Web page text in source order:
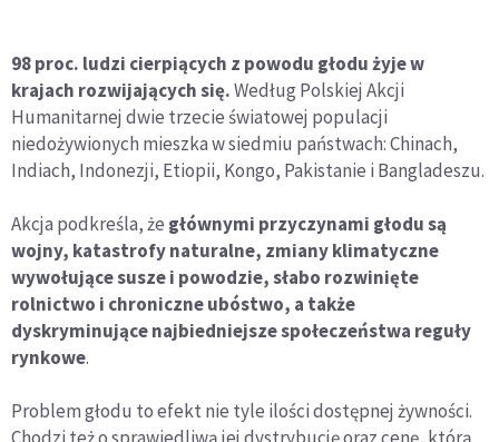
98 proc. ludzi cierpiących z powodu głodu żyje w
krajach rozwijających się.Według Polskiej Akcji
Humanitarnej dwie trzecie światowej populacji
niedożywionych mieszka w siedmiu państwach: Chinach,
Indiach, Indonezji, Etiopii, Kongo, Pakistanie i Bangladeszu.
Akcja podkreśla, że głównymi przyczynami głodu są
wojny, katastrofy naturalne, zmiany klimatyczne
wywołujące susze i powodzie, słabo rozwinięte
rolnictwo i chroniczne ubóstwo, a także
dyskryminujące najbiedniejsze społeczeństwa reguły
rynkowe.
Problem głodu to efekt nie tyle ilości dostępnej żywności.